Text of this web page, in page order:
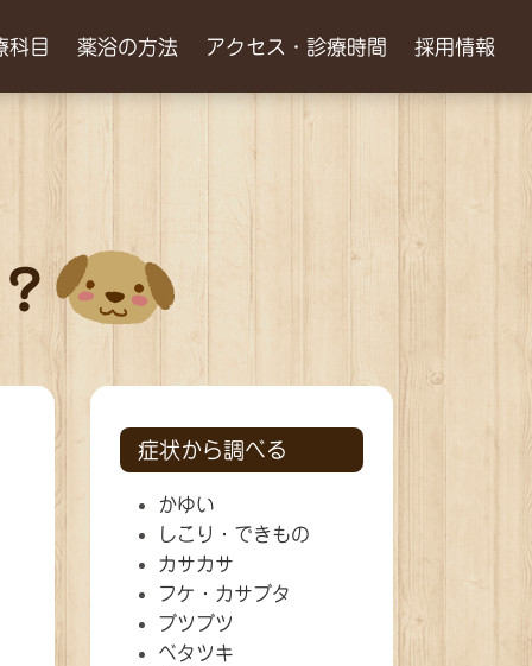
科目 薬浴の方法 アクセス・診療時間 採用情報
症状から調べる
かゆい
しこり・できもの
カサカサ
フケ・カサブタ
ブツブツ
ベタツキ